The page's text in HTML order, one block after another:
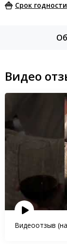
Срок годности
Видео
Видеоотзыв